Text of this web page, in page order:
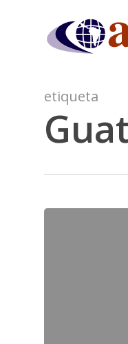
etiqueta